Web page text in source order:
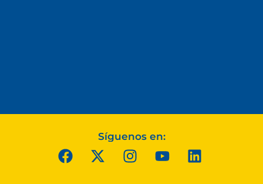
Síguenos en: